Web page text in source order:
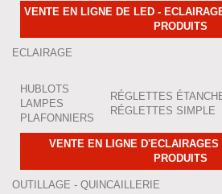
VENTE EN LIGNE DE LED -
PRODUITS
ECLAIRAGE
HUBLOTS
LAMPES
PLAFONNIERS
RÉGLETTES
RÉGLETTES SIMPLE
VENTE EN LIGNE D'ECLAIRAGES
PRODUITS
OUTILLAGE - QUINCAILLERIE